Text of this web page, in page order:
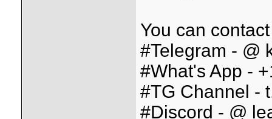
You can
#Telegram - @
#What's App -
#TG Channel -
#Discord - @